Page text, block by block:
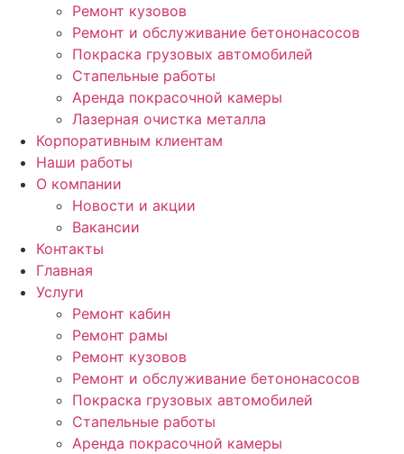
Ремонт кузовов
Ремонт и обслуживание бетононасосов
Покраска грузовых автомобилей
Стапельные работы
Аренда покрасочной камеры
Лазерная очистка металла
Корпоративным клиентам
Наши работы
О компании
Новости и акции
Вакансии
Контакты
Главная
Услуги
Ремонт кабин
Ремонт рамы
Ремонт кузовов
Ремонт и обслуживание бетононасосов
Покраска грузовых автомобилей
Стапельные работы
Аренда покрасочной камеры